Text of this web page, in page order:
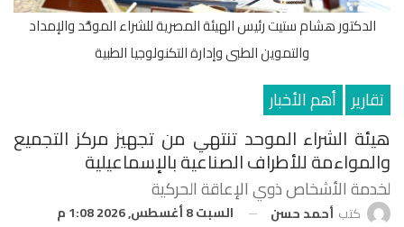
الدكتور هشام ستيت رئيس الهيئة المصرية للشراء الموحَّد والإمداد
والتموين الطبى وإدارة التكنولوجيا الطبية
تقارير أهم الأخبار
هيئة الشراء الموحد تنتهي من تجهيز مركز التجميع
والمواءمة للأطراف الصناعية بالإسماعيلية
لخدمة الأشخاص ذوي الإعاقة الحركية
كتب أحمد حسن السبت 8 أغسطس, 2026 1:08 م